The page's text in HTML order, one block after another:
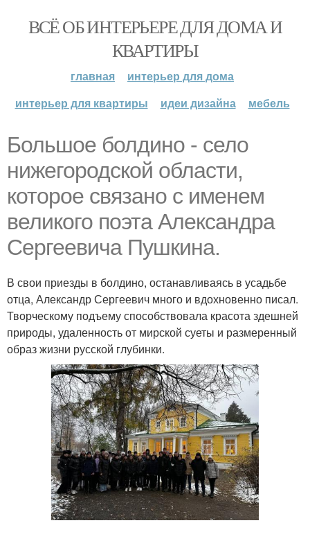
ВСЁ ОБ ИНТЕРЬЕРЕ ДЛЯ ДОМА И
КВАРТИРЫ
главная
интерьер для дома
интерьер для квартиры
идеи дизайна мебель
Большое болдино - село
нижегородской области,
которое связано с именем
великого поэта Александра
Сергеевича Пушкина.
В свои приезды в болдино, останавливаясь в усадьбе
отца, Александр Сергеевич много и вдохновенно писал.
Творческому подъему способствовала красота здешней
природы, удаленность от мирской суеты и размеренный
образ жизни русской глубинки.